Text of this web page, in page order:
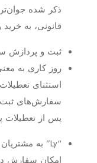
ذکر شده جوان‌‏تر
قانونی، به
ثبت و پردازش
روز کاری به
استثنای
سفارش‏‌های ثبت
پس از
امکان سفارش‌‏